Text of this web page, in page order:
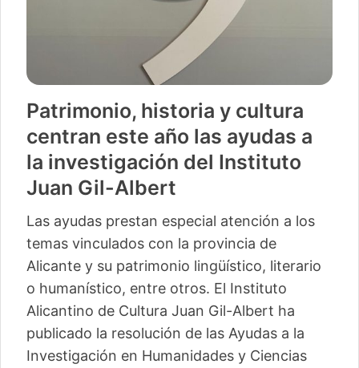
Patrimonio, historia y cultura
centran este año las ayudas a
la investigación del Instituto
Juan Gil-Albert
Las ayudas prestan especial atención a los
temas vinculados con la provincia de
Alicante y su patrimonio lingüístico, literario
o humanístico, entre otros. El Instituto
Alicantino de Cultura Juan Gil-Albert ha
publicado la resolución de las Ayudas a la
Investigación en Humanidades y Ciencias